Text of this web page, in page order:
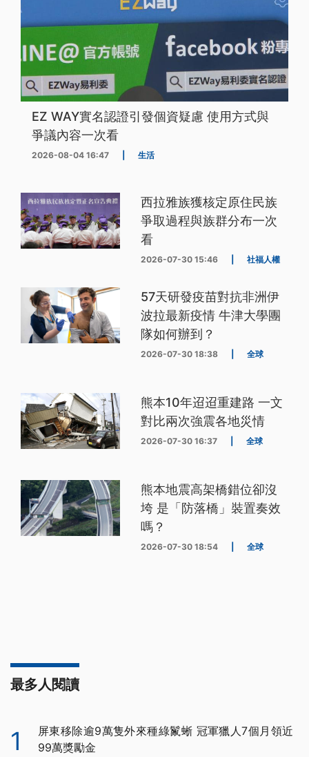
EZ WAY實名認證引發個資疑慮 使用方式與
爭議內容一次看
2026-08-04 16:47 生活
西拉雅族獲核定原住民族
爭取過程與族群分布一次
看
2026-07-30 15:46 社福人權
57天研發疫苗對抗非洲伊
波拉最新疫情 牛津大學團
隊如何辦到？
2026-07-30 18:38 全球
熊本10年迢迢重建路 一文
對比兩次強震各地災情
2026-07-30 16:37 全球
熊本地震高架橋錯位卻沒
垮 是「防落橋」裝置奏效
嗎？
2026-07-30 18:54 全球
最多人閱讀
1
屏東移除逾9萬隻外來種綠鬣蜥 冠軍獵人7個月領近
99萬獎勵金